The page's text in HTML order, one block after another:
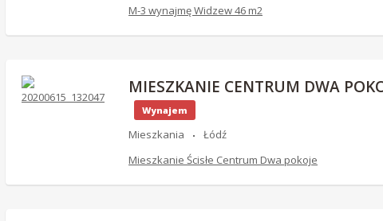
M-3 wynajmę Widzew 46 m2
MIESZKANIE CENTRUM DWA
Wynajem
Mieszkania
Łódź
Mieszkanie Ścisłe Centrum Dwa pokoje